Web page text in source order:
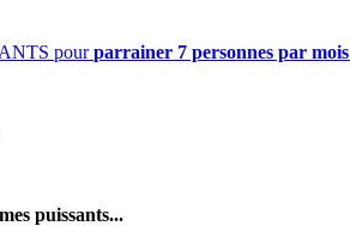
pourparrainer 7 personnes par mois
puissants...